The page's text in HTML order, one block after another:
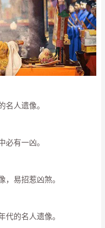
人遗像。
有一凶。
易招惹凶煞。
的名人遗像。